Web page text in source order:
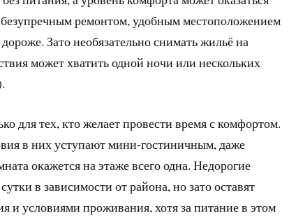
ремонтом, удобным местоположением
Зато необязательно снимать жильё на
может хватить одной ночи или нескольких
для тех, кто желает провести время с комфортом.
в них уступают мини-гостиничным, даже
окажется на этаже всего одна. Недорогие
в зависимости от района, но зато оставят
и условиями проживания, хотя за питание в этом